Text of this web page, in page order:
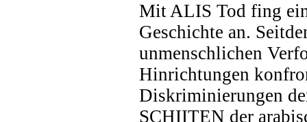
Mit ALIS Tod fing
Geschichte an.
unmenschlichen
Hinrichtungen
Diskriminierungen
SCHIITEN der